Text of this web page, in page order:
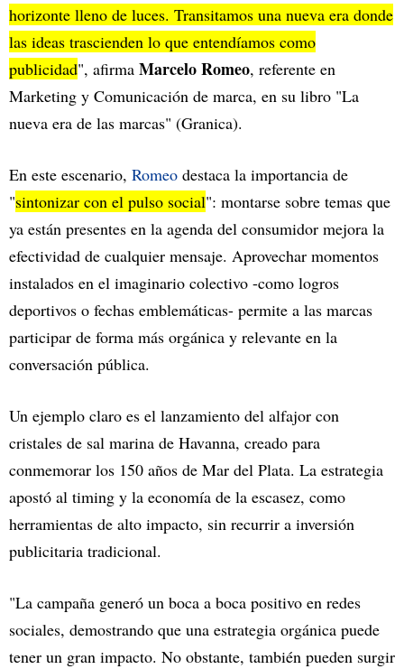
horizonte lleno de luces. Transitamos una nueva era donde
las ideas trascienden lo que entendíamos como
publicidad", afirma Marcelo Romeo, referente en
Marketing y Comunicación de marca, en su libro "La
nueva era de las marcas" (Granica).
En este escenario, Romeo destaca la importancia de
"sintonizar con el pulso social": montarse sobre temas que
ya están presentes en la agenda del consumidor mejora la
efectividad de cualquier mensaje. Aprovechar momentos
instalados en el imaginario colectivo -como logros
deportivos o fechas emblemáticas- permite a las marcas
participar de forma más orgánica y relevante en la
conversación pública.
Un ejemplo claro es el lanzamiento del alfajor con
cristales de sal marina de Havanna, creado para
conmemorar los 150 años de Mar del Plata. La estrategia
apostó al timing y la economía de la escasez, como
herramientas de alto impacto, sin recurrir a inversión
publicitaria tradicional.
"La campaña generó un boca a boca positivo en redes
sociales, demostrando que una estrategia orgánica puede
tener un gran impacto. No obstante, también pueden surgir